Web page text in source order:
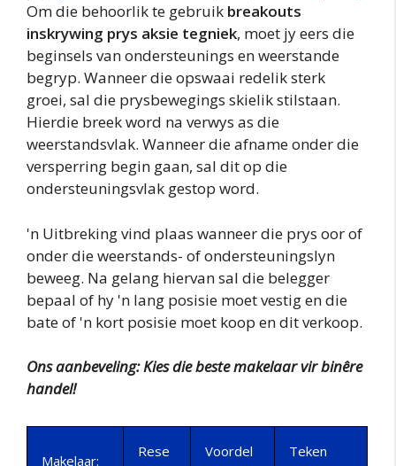
Om die behoorlik te gebruik breakouts
inskrywing prys aksie tegniek, moet jy eers die
beginsels van ondersteunings en weerstande
begryp. Wanneer die opswaai redelik sterk
groei, sal die prysbewegings skielik stilstaan.
Hierdie breek word na verwys as die
weerstandsvlak. Wanneer die afname onder die
versperring begin gaan, sal dit op die
ondersteuningsvlak gestop word.
'n Uitbreking vind plaas wanneer die prys oor of
onder die weerstands- of ondersteuningslyn
beweeg. Na gelang hiervan sal die belegger
bepaal of hy 'n lang posisie moet vestig en die
bate of 'n kort posisie moet koop en dit verkoop.
Ons aanbeveling: Kies die beste makelaar vir binêre
handel!
Makelaar:
Rese
Voordel
Teken